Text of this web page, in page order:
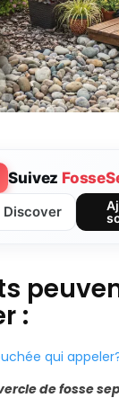
Suivez
Discover
:
qui
de fosse